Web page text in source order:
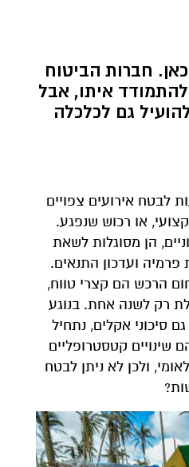
חברות הביטוח
להתמודד איתו, אבל
גם לכלכלה
לבטח אירועים צפויים
או רכוש שנפגע.
הן מסוגלות לשאת
ועדכון התנאים.
הרכש הם קצרי טווח,
רק לשנה אחת. בנוגע
סיכוני אקלים, נתחיל
שינויים קטסטרופליים
ולכן לא ניתן לבטח